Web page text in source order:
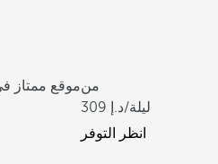
موقع ممتازمن
309
/ليلة
انظر التوفر